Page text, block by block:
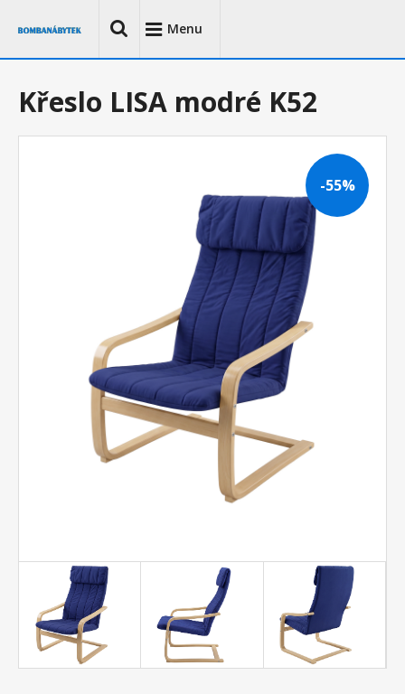
Menu
-55%
Křeslo LISA modré K52